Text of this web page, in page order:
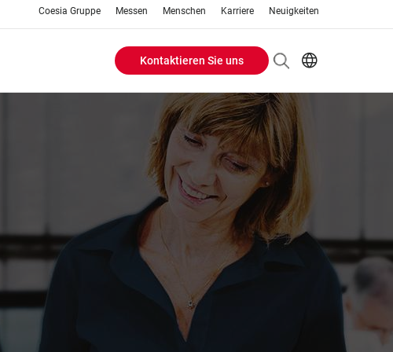
Coesia Gruppe Messen Menschen Karriere Neuigkeiten
Header
Buttons
menu
Kontaktieren Sie uns